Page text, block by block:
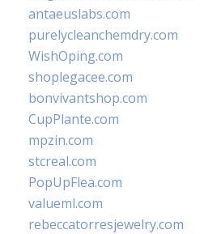
antaeuslabs.com
purelycleanchemdry.com
WishOping.com
shoplegacee.com
bonvivantshop.com
CupPlante.com
mpzin.com
stcreal.com
PopUpFlea.com
valueml.com
rebeccatorresjewelry.com